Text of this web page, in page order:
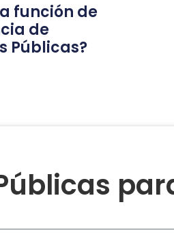
función de
de
Públicas?